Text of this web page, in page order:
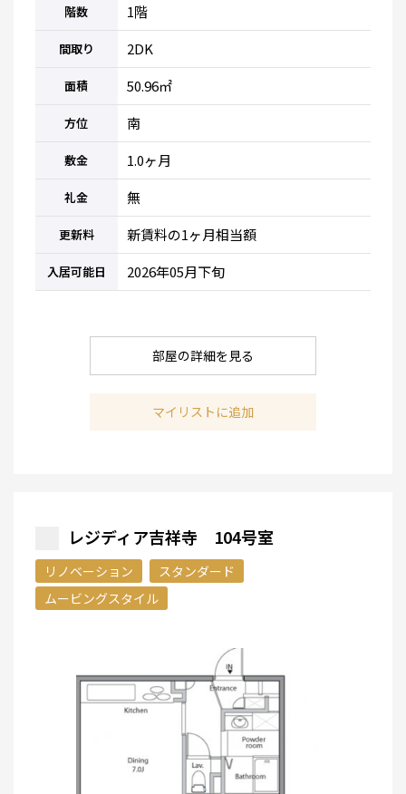
階数 1階
間取り 2DK
面積 50.96㎡
方位 南
敷金 1.0ヶ月
礼金 無
更新料 新賃料の1ヶ月相当額
入居可能日 2026年05月下旬
部屋の詳細を見る
マイリストに追加
レジディア吉祥寺 104号室
リノベーション
スタンダード
ムービングスタイル